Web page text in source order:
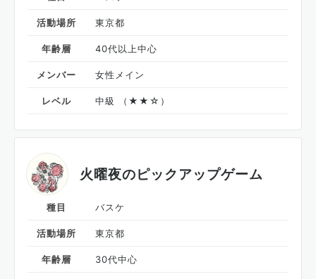
活動場所 東京都
年齢層 40代以上中心
メンバー 女性メイン
レベル 中級 （★★☆）
火曜夜のピックアップゲーム
種目 バスケ
活動場所 東京都
年齢層 30代中心